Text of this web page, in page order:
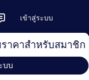
เข้าสู่ระบบ
าคาสำหรับสมาชิก
บบ